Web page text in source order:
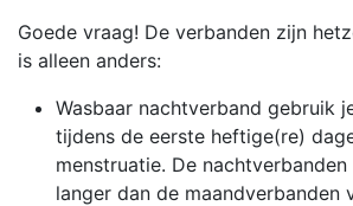
Goede vraag! De verbanden zijn
is alleen anders:
Wasbaar nachtverband gebruik
tijdens de eerste heftige(re)
menstruatie. De
langer dan de maandverbanden